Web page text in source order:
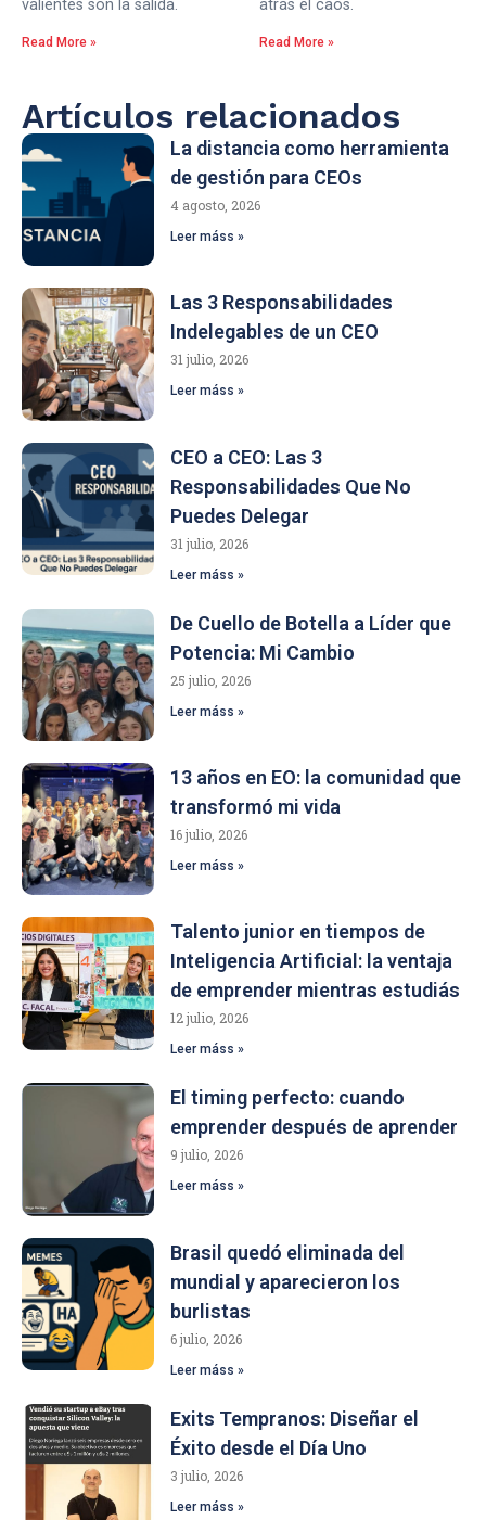
valientes son la salida.
Read More »
atrás el caos.
Read More »
Artículos relacionados
La distancia como herramienta
de gestión para CEOs
4 agosto, 2026
Leer máss »
Las 3 Responsabilidades
Indelegables de un CEO
31 julio, 2026
Leer máss »
CEO a CEO: Las 3
Responsabilidades Que No
Puedes Delegar
31 julio, 2026
Leer máss »
De Cuello de Botella a Líder que
Potencia: Mi Cambio
25 julio, 2026
Leer máss »
13 años en EO: la comunidad que
transformó mi vida
16 julio, 2026
Leer máss »
Talento junior en tiempos de
Inteligencia Artificial: la ventaja
de emprender mientras estudiás
12 julio, 2026
Leer máss »
El timing perfecto: cuando
emprender después de aprender
9 julio, 2026
Leer máss »
Brasil quedó eliminada del
mundial y aparecieron los
burlistas
6 julio, 2026
Leer máss »
Exits Tempranos: Diseñar el
Éxito desde el Día Uno
3 julio, 2026
Leer máss »